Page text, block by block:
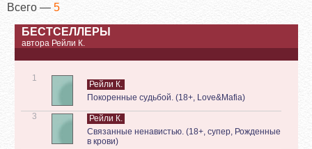
Всего — 5
БЕСТСЕЛЛЕРЫ
автора Рейли К.
1
Рейли К.
Покоренные судьбой. (18+, Love&Mafia)
3
Рейли К.
Связанные ненавистью. (18+, супер, Рожденные
в крови)